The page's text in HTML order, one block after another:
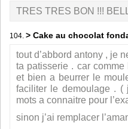
TRES TRES BON !!!
104. > Cake au chocolat
tout d’abbord antony , je
ta patisserie . car
et bien a beurrer le
faciliter le demoulage .
mots a connaitre pour
sinon j’ai remplacer